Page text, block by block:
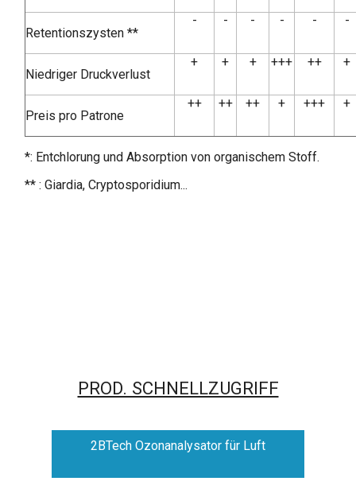
Retentionszysten **
- - - - - -
Niedriger Druckverlust
+ + + +++ ++ +
Preis pro Patrone
++ ++ ++ + +++ +
*: Entchlorung und Absorption von organischem Stoff.
** : Giardia, Cryptosporidium...
PROD. SCHNELLZUGRIFF
2BTech Ozonanalysator für Luft